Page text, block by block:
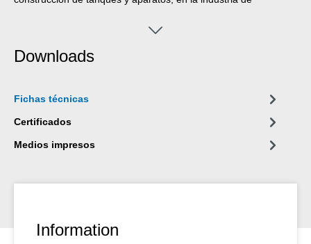
Downloads
Fichas técnicas
Certificados
Medios impresos
Information